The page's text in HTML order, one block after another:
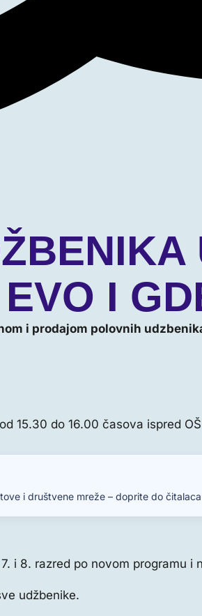
I
i prodajom polovnih
15.30 do 16.00 časova ispred
i društvene mreže – doprite do
i 8. razred po novom programu
udžbenike.